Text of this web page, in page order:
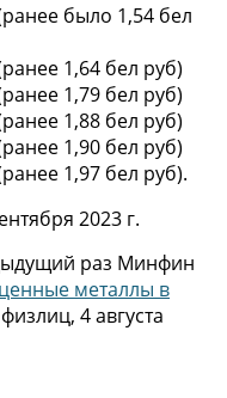
было 1,54 бел
1,64 бел руб)
1,79 бел руб)
1,88 бел руб)
1,90 бел руб)
1,97 бел руб).
2023 г.
раз Минфин
металлы в
4 августа